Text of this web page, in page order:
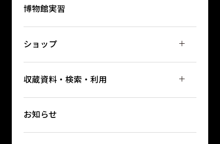
博物館実習
ショップ
収蔵資料・検索・利用
お知らせ